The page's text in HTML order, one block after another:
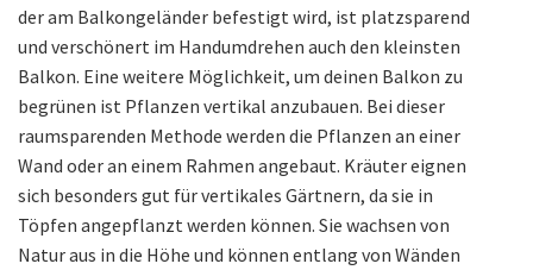
der am Balkongeländer befestigt wird, ist platzsparend
und verschönert im Handumdrehen auch den kleinsten
Balkon. Eine weitere Möglichkeit, um deinen Balkon zu
begrünen ist Pflanzen vertikal anzubauen. Bei dieser
raumsparenden Methode werden die Pflanzen an einer
Wand oder an einem Rahmen angebaut. Kräuter eignen
sich besonders gut für vertikales Gärtnern, da sie in
Töpfen angepflanzt werden können. Sie wachsen von
Natur aus in die Höhe und können entlang von Wänden